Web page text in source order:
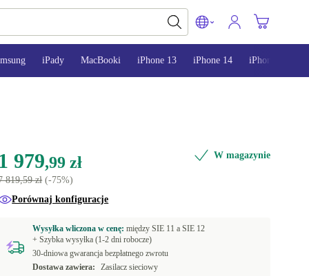
iPady MacBooki iPhone 13 iPhone 14 iPhone 15
1 979,99 zł
819,59 zł(-75%)
W magazynie
Porównaj konfiguracje
Wysyłka wliczona w cenę:międzySIE 11 aSIE 12
+ Szybka wysyłka (1-2 dni robocze)
30-dniowa gwarancja bezpłatnego zwrotu
Dostawa zawiera:
Zasilacz sieciowy